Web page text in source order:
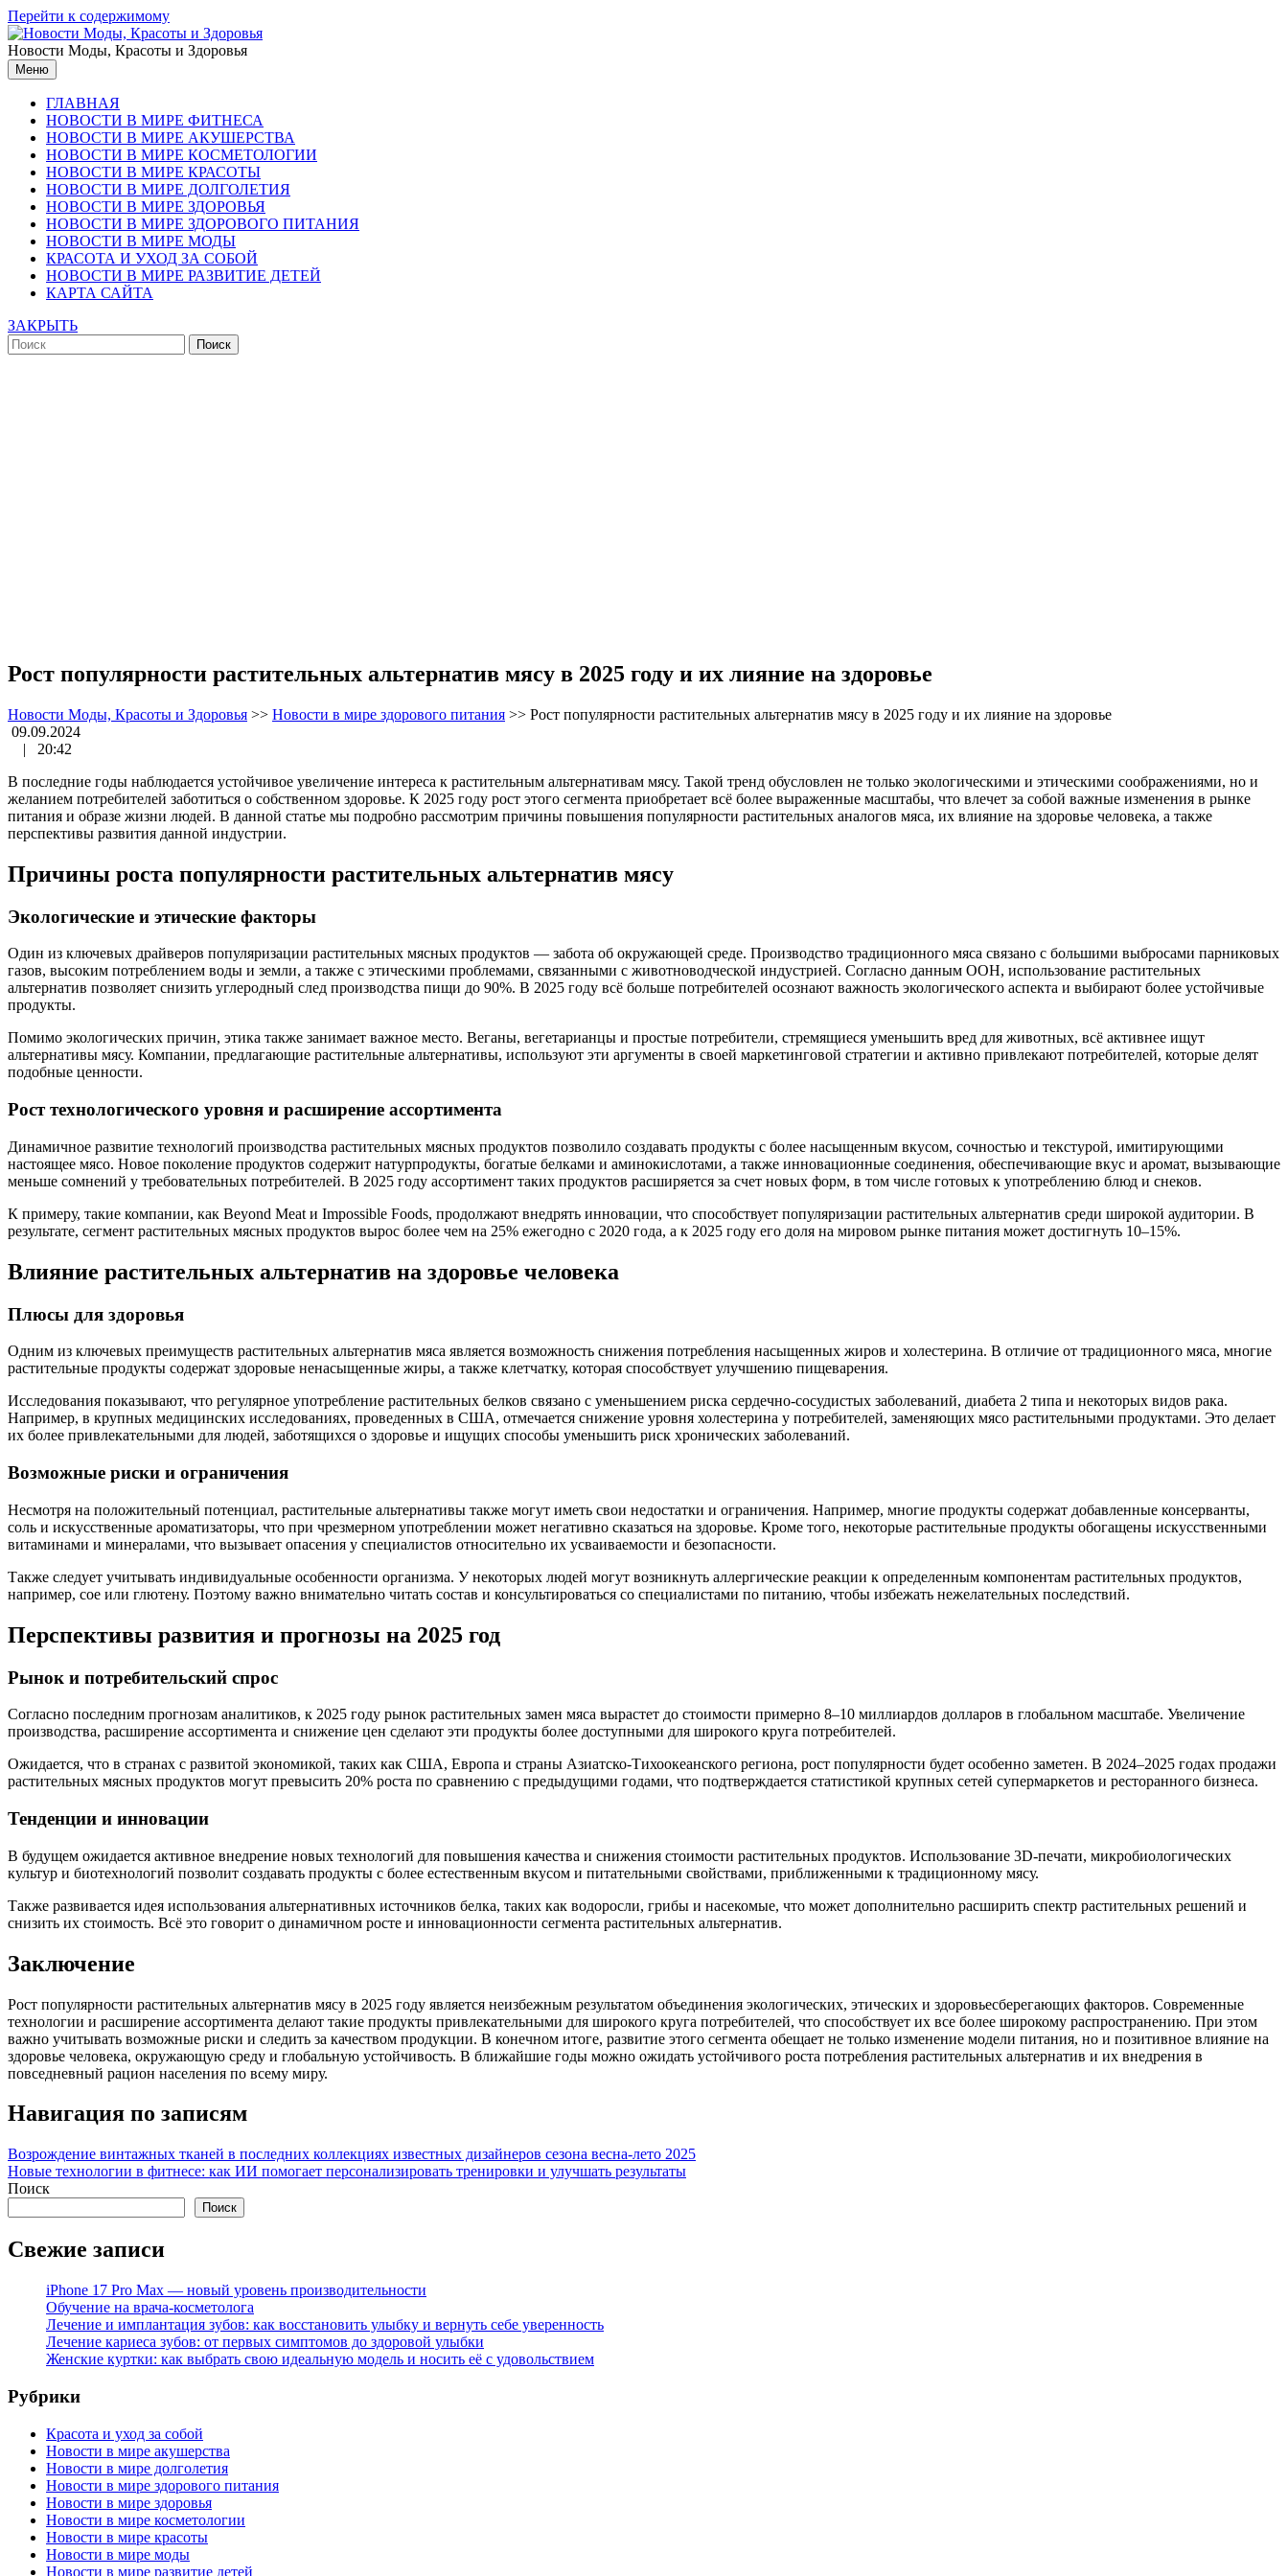
Перейти к содержимому
Новости Моды, Красоты и Здоровья
Меню
ГЛАВНАЯ
НОВОСТИ В МИРЕ ФИТНЕСА
НОВОСТИ В МИРЕ АКУШЕРСТВА
НОВОСТИ В МИРЕ КОСМЕТОЛОГИИ
НОВОСТИ В МИРЕ КРАСОТЫ
НОВОСТИ В МИРЕ ДОЛГОЛЕТИЯ
НОВОСТИ В МИРЕ ЗДОРОВЬЯ
НОВОСТИ В МИРЕ ЗДОРОВОГО ПИТАНИЯ
НОВОСТИ В МИРЕ МОДЫ
КРАСОТА И УХОД ЗА СОБОЙ
НОВОСТИ В МИРЕ РАЗВИТИЕ ДЕТЕЙ
КАРТА САЙТА
ЗАКРЫТЬ
Рост популярности растительных альтернатив мясу в 2025 году и их лияние на здоровье
Новости Моды, Красоты и Здоровья >> Новости в мире здорового питания >> Рост популярности растительных альтернатив мясу в 2025 году и их лияние на здоровье
09.09.2024
|
20:42
В последние годы наблюдается устойчивое увеличение интереса к растительным альтернативам мясу. Такой тренд обусловлен не только экологическими и этическими соображениями, но и
желанием потребителей заботиться о собственном здоровье. К 2025 году рост этого сегмента приобретает всё более выраженные масштабы, что влечет за собой важные изменения в рынке
питания и образе жизни людей. В данной статье мы подробно рассмотрим причины повышения популярности растительных аналогов мяса, их влияние на здоровье человека, а также
перспективы развития данной индустрии.
Причины роста популярности растительных альтернатив мясу
Экологические и этические факторы
Один из ключевых драйверов популяризации растительных мясных продуктов — забота об окружающей среде. Производство традиционного мяса связано с большими выбросами парниковых
газов, высоким потреблением воды и земли, а также с этическими проблемами, связанными с животноводческой индустрией. Согласно данным ООН, использование растительных
альтернатив позволяет снизить углеродный след производства пищи до 90%. В 2025 году всё больше потребителей осознают важность экологического аспекта и выбирают более устойчивые
продукты.
Помимо экологических причин, этика также занимает важное место. Веганы, вегетарианцы и простые потребители, стремящиеся уменьшить вред для животных, всё активнее ищут
альтернативы мясу. Компании, предлагающие растительные альтернативы, используют эти аргументы в своей маркетинговой стратегии и активно привлекают потребителей, которые делят
подобные ценности.
Рост технологического уровня и расширение ассортимента
Динамичное развитие технологий производства растительных мясных продуктов позволило создавать продукты с более насыщенным вкусом, сочностью и текстурой, имитирующими
настоящее мясо. Новое поколение продуктов содержит натурпродукты, богатые белками и аминокислотами, а также инновационные соединения, обеспечивающие вкус и аромат, вызывающие
меньше сомнений у требовательных потребителей. В 2025 году ассортимент таких продуктов расширяется за счет новых форм, в том числе готовых к употреблению блюд и снеков.
К примеру, такие компании, как Beyond Meat и Impossible Foods, продолжают внедрять инновации, что способствует популяризации растительных альтернатив среди широкой аудитории. В
результате, сегмент растительных мясных продуктов вырос более чем на 25% ежегодно с 2020 года, а к 2025 году его доля на мировом рынке питания может достигнуть 10–15%.
Влияние растительных альтернатив на здоровье человека
Плюсы для здоровья
Одним из ключевых преимуществ растительных альтернатив мяса является возможность снижения потребления насыщенных жиров и холестерина. В отличие от традиционного мяса, многие
растительные продукты содержат здоровые ненасыщенные жиры, а также клетчатку, которая способствует улучшению пищеварения.
Исследования показывают, что регулярное употребление растительных белков связано с уменьшением риска сердечно-сосудистых заболеваний, диабета 2 типа и некоторых видов рака.
Например, в крупных медицинских исследованиях, проведенных в США, отмечается снижение уровня холестерина у потребителей, заменяющих мясо растительными продуктами. Это делает
их более привлекательными для людей, заботящихся о здоровье и ищущих способы уменьшить риск хронических заболеваний.
Возможные риски и ограничения
Несмотря на положительный потенциал, растительные альтернативы также могут иметь свои недостатки и ограничения. Например, многие продукты содержат добавленные консерванты,
соль и искусственные ароматизаторы, что при чрезмерном употреблении может негативно сказаться на здоровье. Кроме того, некоторые растительные продукты обогащены искусственными
витаминами и минералами, что вызывает опасения у специалистов относительно их усваиваемости и безопасности.
Также следует учитывать индивидуальные особенности организма. У некоторых людей могут возникнуть аллергические реакции к определенным компонентам растительных продуктов,
например, сое или глютену. Поэтому важно внимательно читать состав и консультироваться со специалистами по питанию, чтобы избежать нежелательных последствий.
Перспективы развития и прогнозы на 2025 год
Рынок и потребительский спрос
Согласно последним прогнозам аналитиков, к 2025 году рынок растительных замен мяса вырастет до стоимости примерно 8–10 миллиардов долларов в глобальном масштабе. Увеличение
производства, расширение ассортимента и снижение цен сделают эти продукты более доступными для широкого круга потребителей.
Ожидается, что в странах с развитой экономикой, таких как США, Европа и страны Азиатско-Тихоокеанского региона, рост популярности будет особенно заметен. В 2024–2025 годах продажи
растительных мясных продуктов могут превысить 20% роста по сравнению с предыдущими годами, что подтверждается статистикой крупных сетей супермаркетов и ресторанного бизнеса.
Тенденции и инновации
В будущем ожидается активное внедрение новых технологий для повышения качества и снижения стоимости растительных продуктов. Использование 3D-печати, микробиологических
культур и биотехнологий позволит создавать продукты с более естественным вкусом и питательными свойствами, приближенными к традиционному мясу.
Также развивается идея использования альтернативных источников белка, таких как водоросли, грибы и насекомые, что может дополнительно расширить спектр растительных решений и
снизить их стоимость. Всё это говорит о динамичном росте и инновационности сегмента растительных альтернатив.
Заключение
Рост популярности растительных альтернатив мясу в 2025 году является неизбежным результатом объединения экологических, этических и здоровьесберегающих факторов. Современные
технологии и расширение ассортимента делают такие продукты привлекательными для широкого круга потребителей, что способствует их все более широкому распространению. При этом
важно учитывать возможные риски и следить за качеством продукции. В конечном итоге, развитие этого сегмента обещает не только изменение модели питания, но и позитивное влияние на
здоровье человека, окружающую среду и глобальную устойчивость. В ближайшие годы можно ожидать устойчивого роста потребления растительных альтернатив и их внедрения в
повседневный рацион населения по всему миру.
Навигация по записям
Возрождение винтажных тканей в последних коллекциях известных дизайнеров сезона весна-лето 2025
Новые технологии в фитнесе: как ИИ помогает персонализировать тренировки и улучшать результаты
Поиск
Поиск
Свежие записи
iPhone 17 Pro Max — новый уровень производительности
Обучение на врача-косметолога
Лечение и имплантация зубов: как восстановить улыбку и вернуть себе уверенность
Лечение кариеса зубов: от первых симптомов до здоровой улыбки
Женские куртки: как выбрать свою идеальную модель и носить её с удовольствием
Рубрики
Красота и уход за собой
Новости в мире акушерства
Новости в мире долголетия
Новости в мире здорового питания
Новости в мире здоровья
Новости в мире косметологии
Новости в мире красоты
Новости в мире моды
Новости в мире развитие детей